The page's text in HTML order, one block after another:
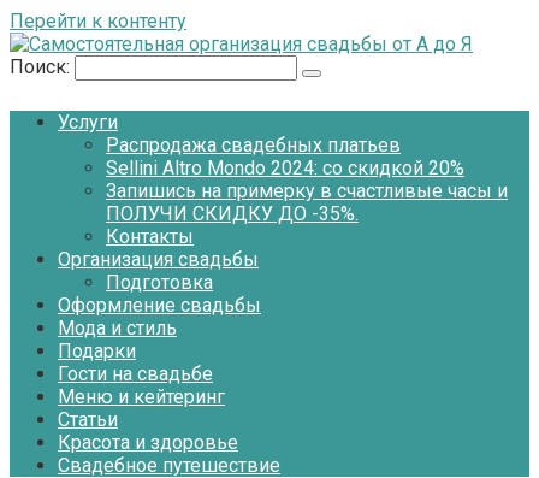
Перейти к контенту
Поиск:
Услуги
Распродажа свадебных платьев
Sellini Altro Mondo 2024: со скидкой 20%
Запишись на примерку в счастливые часы и
ПОЛУЧИ СКИДКУ ДО -35%.
Контакты
Организация свадьбы
Подготовка
Оформление свадьбы
Мода и стиль
Подарки
Гости на свадьбе
Меню и кейтеринг
Статьи
Красота и здоровье
Свадебное путешествие